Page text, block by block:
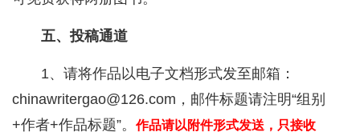
五、投稿通道
1、请将作品以电子文档形式发至邮箱：
chinawritergao@126.com，邮件标题请注明“组别
+作者+作品标题”。 作品请以附件形式发送，只接收